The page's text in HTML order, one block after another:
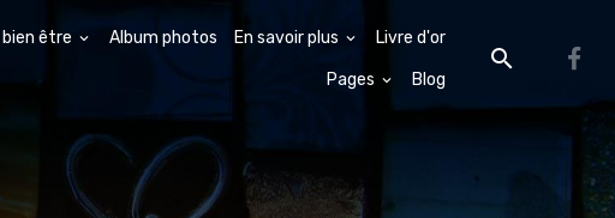
être Album photos En savoir plus Livre d'or
Pages Blog